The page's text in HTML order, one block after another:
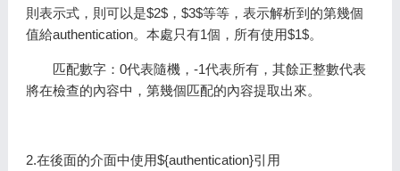
則表示式，則可以是$2$，$3$等等，表示解析到的第幾個
值給authentication。本處只有1個，所有使用$1$。
匹配數字：0代表隨機，-1代表所有，其餘正整數代表
將在檢查的內容中，第幾個匹配的內容提取出來。
2.在後面的介面中使用${authentication}引用